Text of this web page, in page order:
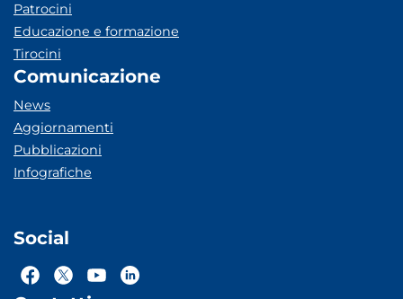
Patrocini
Educazione e formazione
Tirocini
Comunicazione
News
Aggiornamenti
Pubblicazioni
Infografiche
Social